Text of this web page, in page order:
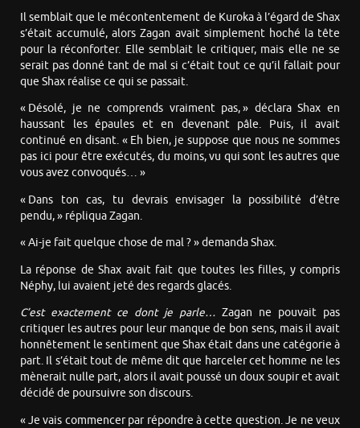
Il semblait que le mécontentement de Kuroka à l’égard de Shax
s’était accumulé, alors Zagan avait simplement hoché la tête
pour la réconforter. Elle semblait le critiquer, mais elle ne se
serait pas donné tant de mal si c’était tout ce qu’il fallait pour
que Shax réalise ce qui se passait.
« Désolé, je ne comprends vraiment pas, » déclara Shax en
haussant les épaules et en devenant pâle. Puis, il avait
continué en disant. « Eh bien, je suppose que nous ne sommes
pas ici pour être exécutés, du moins, vu qui sont les autres que
vous avez convoqués… »
« Dans ton cas, tu devrais envisager la possibilité d’être
pendu, » répliqua Zagan.
« Ai-je fait quelque chose de mal ? » demanda Shax.
La réponse de Shax avait fait que toutes les filles, y compris
Néphy, lui avaient jeté des regards glacés.
C’est exactement ce dont je parle… Zagan ne pouvait pas
critiquer les autres pour leur manque de bon sens, mais il avait
honnêtement le sentiment que Shax était dans une catégorie à
part. Il s’était tout de même dit que harceler cet homme ne les
mènerait nulle part, alors il avait poussé un doux soupir et avait
décidé de poursuivre son discours.
« Je vais commencer par répondre à cette question. Je ne veux